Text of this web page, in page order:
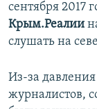
сентября 2017
Крым.Реалии
слушать на
Из-за давления
журналистов,